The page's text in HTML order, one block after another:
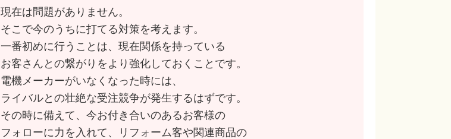
現在は問題がありません。
そこで今のうちに打てる対策を考えます。
一番初めに行うことは、現在関係を持っている
お客さんとの繋がりをより強化しておくことです。
電機メーカーがいなくなった時には、
ライバルとの壮絶な受注競争が発生するはずです。
その時に備えて、今お付き合いのあるお客様の
フォローに力を入れて、リフォーム客や関連商品の